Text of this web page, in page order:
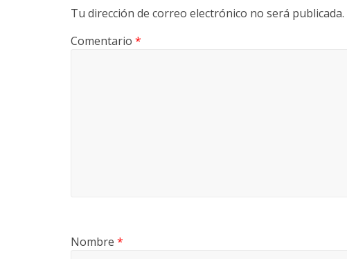
Tu dirección de correo electrónico no será publicada.
Comentario *
Nombre *